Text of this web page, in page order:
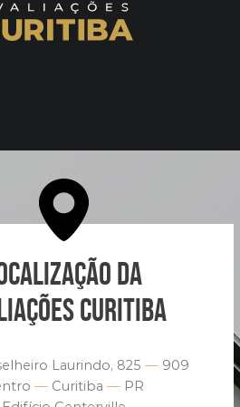
DA
CURITIBA
Laurindo, 825 —909
—Curitiba —PR